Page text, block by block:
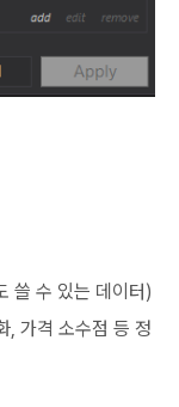
쓸 수 있는 데이터)
, 가격 소수점 등 정